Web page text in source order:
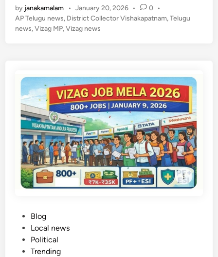
p
o
k
చి
శి
కు
వై
భ
వం
.
.
జ
న
వ
రి
at
s
p
e
gr
c
e
o
k
by janakamalam • January 20, 2026 • 0 •
AP Telugu news, District Collector Vishakapatnam,Telugu
news,Vizag MP,Vizag news
Blog
Local news
Political
Trending